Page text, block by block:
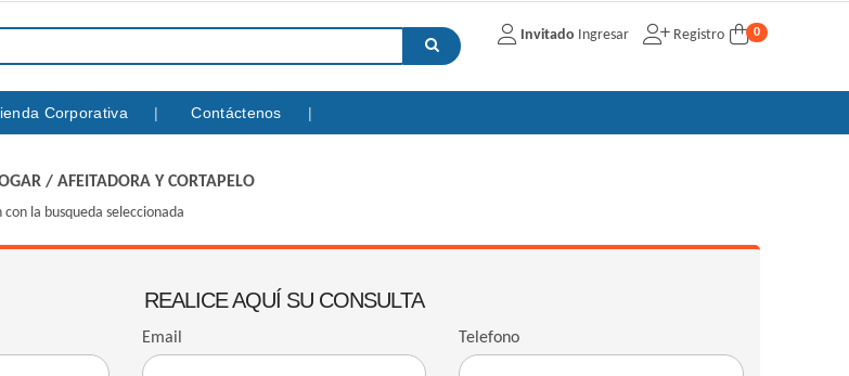
Invitado Ingresar Registro 0
Corporativa Contáctenos
/ AFEITADORA Y CORTAPELO
la busqueda seleccionada
REALICE AQUÍ SU CONSULTA
Email Telefono